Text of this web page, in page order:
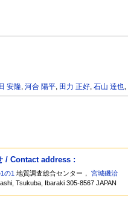
安隆,河合 陽平, 田力 正好,石山 達也,
/ Contact address :
の1 地質調査総合センター，宮城磯治
Tsukuba, Ibaraki 305-8567 JAPAN